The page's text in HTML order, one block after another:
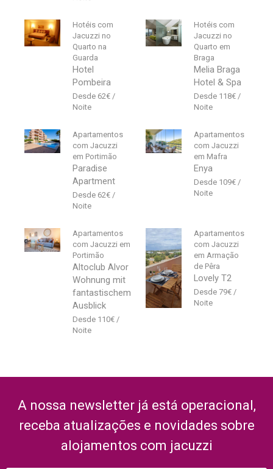
Hotéis com
Jacuzzi no
Quarto na
Guarda
Hotel
Pombeira
62€
Hotéis com
Jacuzzi no
Quarto em
Braga
Melia Braga
Hotel & Spa
118€
Apartamentos
com Jacuzzi
em Portimão
Paradise
Apartment
62€
Apartamentos
com Jacuzzi
em Mafra
Enya
109€
Apartamentos
com Jacuzzi em
Portimão
Altoclub Alvor
Wohnung mit
fantastischem
Ausblick
110€
Apartamentos
com Jacuzzi
em Armação
de Pêra
Lovely T2
79€
A nossa newsletter já está operacional,
receba atualizações e novidades sobre
alojamentos com jacuzzi